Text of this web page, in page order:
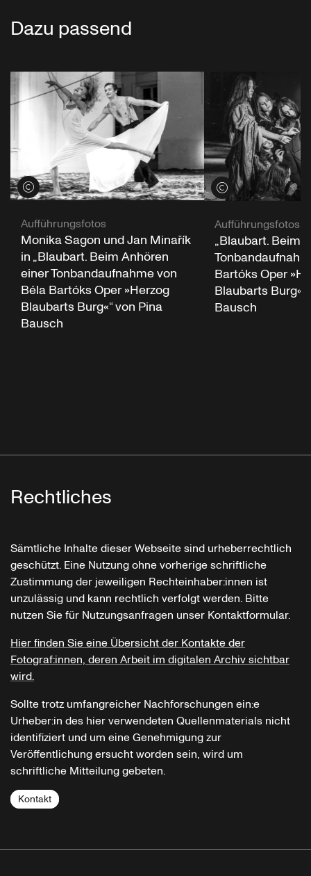
Dazu passend
Credits öffnen
Aufführungsfotos
Monika Sagon und Jan Minařík
in „Blaubart. Beim Anhören
einer Tonbandaufnahme von
Béla Bartóks Oper »Herzog
Blaubarts Burg«“ von Pina
Bausch
Credits öffnen
Aufführungsfotos
„Blaubart. Beim
Bartóks Oper
Blaubarts Burg«“
Bausch
Rechtliches
Sämtliche Inhalte dieser Webseite sind urheberrechtlich
geschützt. Eine Nutzung ohne vorherige schriftliche
Zustimmung der jeweiligen Rechteinhaber:innen ist
unzulässig und kann rechtlich verfolgt werden. Bitte
nutzen Sie für Nutzungsanfragen unser Kontaktformular.
Hier finden Sie eine Übersicht der Kontakte der
Fotograf:innen, deren Arbeit im digitalen Archiv sichtbar
wird.
Sollte trotz umfangreicher Nachforschungen ein:e
Urheber:in des hier verwendeten Quellenmaterials nicht
identifiziert und um eine Genehmigung zur
Veröffentlichung ersucht worden sein, wird um
schriftliche Mitteilung gebeten.
Kontakt